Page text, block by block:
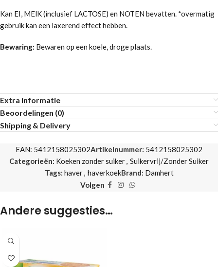
Kan EI, MElK (inclusief LACTOSE) en NOTEN bevatten. *overmatig
gebruik kan een laxerend effect hebben.
Bewaring: Bewaren op een koele, droge plaats.
Extra informatie
Beoordelingen (0)
Shipping & Delivery
EAN: 5412158025302Artikelnummer: 5412158025302
Categorieën: Koeken zonder suiker, Suikervrij/Zonder Suiker
Tags: haver, haverkoekBrand: Damhert
Volgen
Andere suggesties…